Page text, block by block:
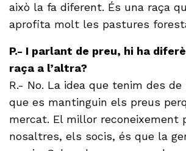
això la fa diferent. És una raça
aprofita molt les pastures
P.- I parlant de preu, hi ha
raça a l’altra?
R.- No. La idea que tenim des de
que es mantinguin els preus
mercat. El millor reconeixement
nosaltres, els socis, és que la